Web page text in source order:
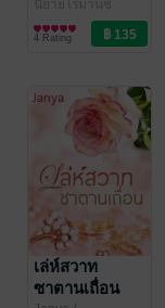
Rosequartz_writer
นิยายโรมานซ์
4 Rating
เล่ห์สวาท
ซาตานเถื่อน